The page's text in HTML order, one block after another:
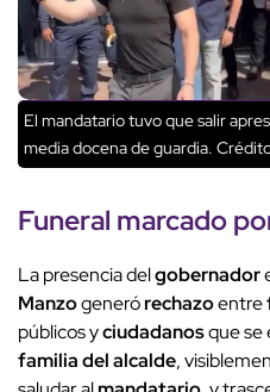
El mandatario tuvo que salir
media docena de guardia.
Funeral marcado
La presencia delgobernador
Manzogenerórechazoentre
públicos yciudadanosque se
familia del alcalde,